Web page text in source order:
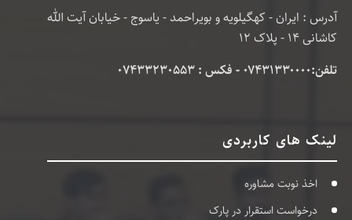
آدرس : ایران - کهگیلویه و بویراحمد - یاسوج - خیابان آیت الله
کاشانی 14 - پلاک 12
تلفن:۰۷۴۳۱۳۳۰۰۰۰ - فکس : 07433230553
لینک های کاربردی
اخذ نوبت مشاوره
درخواست استقرار در پارک